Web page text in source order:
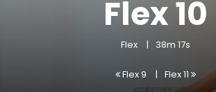
Flex 10
Flex 38m 17s
Flex 9 Flex 11